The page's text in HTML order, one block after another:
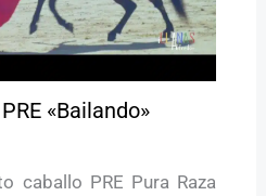
«Bailando»
caballo PRE Pura Raza